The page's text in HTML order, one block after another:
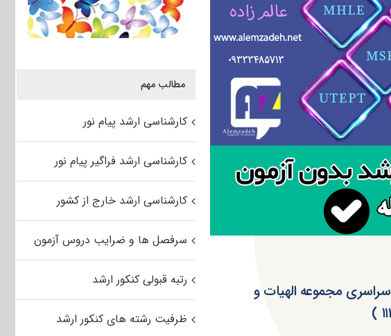
دانلود دفترچه سوالات آزمون کارشناسی ارشد ۹۵ سراسری مجموعه الهیات و
مطالب مهم
کارشناسی ارشد پیام نور
کارشناسی ارشد فراگیر پیام نور
کارشناسی ارشد خارج از کشور
سرفصل ها و ضرایب دروس آزمون
رتبه قبولی کنکور ارشد
ظرفیت رشته های کنکور ارشد